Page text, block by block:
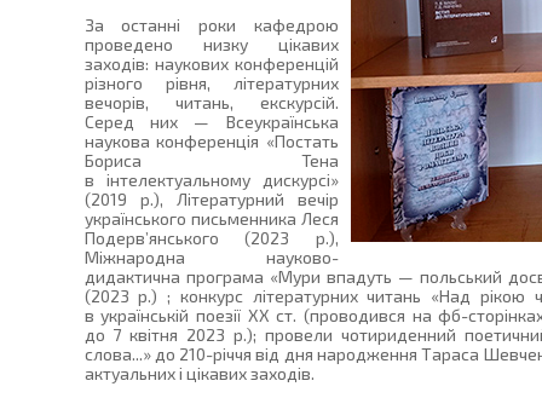
За останні роки кафедрою
проведено низку цікавих
заходів: наукових конференцій
різного рівня, літературних
вечорів, читань, екскурсій.
Серед них — Всеукраїнська
наукова конференція «Постать
Бориса Тена
в інтелектуальному дискурсі»
(2019 р.), Літературний вечір
українського письменника Леся
Подерв’янського (2023 р.),
Міжнародна науково-
дидактична програма «Мури впадуть — польський
(2023 р.) ; конкурс літературних читань «Над рікою
в українській поезії ХХ ст. (проводився на фб-
до 7 квітня 2023 р.); провели чотириденний
слова...» до 210-річчя від дня народження Тараса
актуальних і цікавих заходів.